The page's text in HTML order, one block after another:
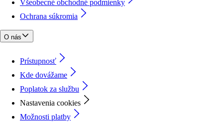
Všeobecné obchodné podmienky
Ochrana súkromia
O nás
Prístupnosť
Kde dovážame
Poplatok za službu
Nastavenia cookies
Možnosti platby